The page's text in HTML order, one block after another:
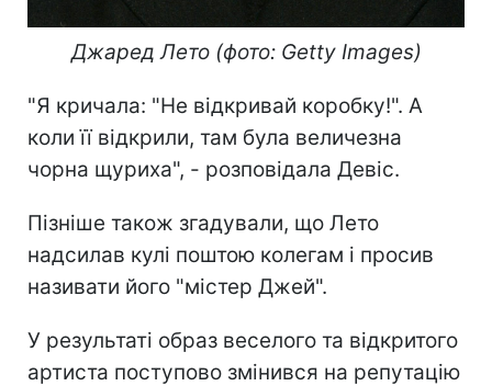
Джаред Лето (фото: Getty Images)
"Я кричала: "Не відкривай коробку!". А
коли її відкрили, там була величезна
чорна щуриха", - розповідала Девіс.
Пізніше також згадували, що Лето
надсилав кулі поштою колегам і просив
називати його "містер Джей".
У результаті образ веселого та відкритого
артиста поступово змінився на репутацію